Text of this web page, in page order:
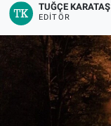
TUĞÇE KARATAŞ
EDITÖR
İLAN
Bize ulaşın